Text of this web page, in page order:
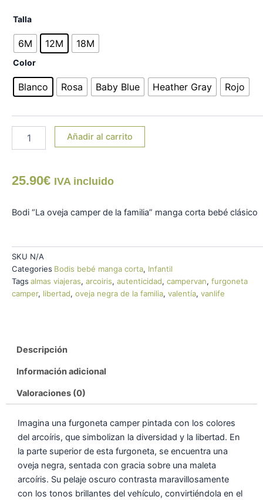
Talla
6M 12M 18M
Color
Blanco Rosa Baby Blue Heather Gray Rojo
Bodi
oveja
camper
de
la
familia"
manga
cantidad
Añadir al carrito
25.90€ IVA incluido
Bodi “La oveja camper de la familia” manga corta bebé clásico
SKU N/A
Categories Bodis bebé manga corta, Infantil
Tags almas viajeras, arcoiris, autenticidad, campervan, furgoneta
camper, libertad, oveja negra de la familia, valentía, vanlife
Descripción
Información adicional
Valoraciones (0)
Imagina una furgoneta camper pintada con los colores
del arcoíris, que simbolizan la diversidad y la libertad. En
la parte superior de esta furgoneta, se encuentra una
oveja negra, sentada con gracia sobre una maleta
arcoíris. Su pelaje oscuro contrasta maravillosamente
con los tonos brillantes del vehículo, convirtiéndola en el